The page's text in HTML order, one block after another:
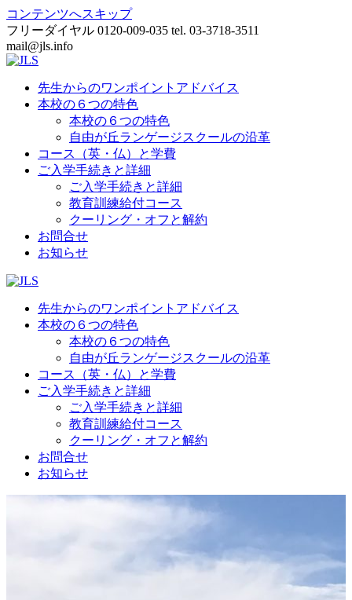
コンテンツへスキップ
フリーダイヤル 0120-009-035 tel. 03-3718-3511
mail@jls.info
先生からのワンポイントアドバイス
本校の６つの特色
本校の６つの特色
自由が丘ランゲージスクールの沿革
コース（英・仏）と学費
ご入学手続きと詳細
ご入学手続きと詳細
教育訓練給付コース
クーリング・オフと解約
お問合せ
お知らせ
先生からのワンポイントアドバイス
本校の６つの特色
本校の６つの特色
自由が丘ランゲージスクールの沿革
コース（英・仏）と学費
ご入学手続きと詳細
ご入学手続きと詳細
教育訓練給付コース
クーリング・オフと解約
お問合せ
お知らせ